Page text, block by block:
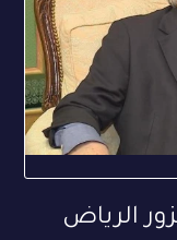
الرياض